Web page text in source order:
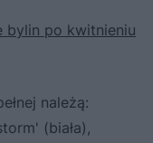
bylin po kwitnieniu
należą:
(biała),